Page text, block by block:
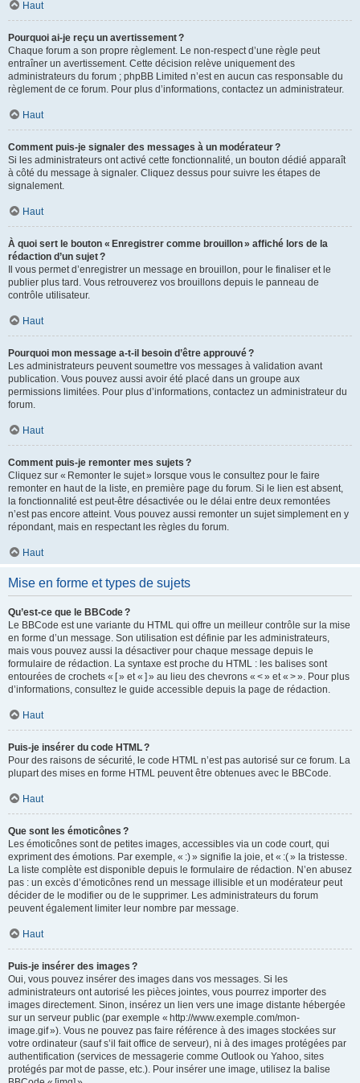
Haut
Pourquoi ai-je reçu un avertissement ?
Chaque forum a son propre règlement. Le non-respect d’une règle peut
entraîner un avertissement. Cette décision relève uniquement des
administrateurs du forum ; phpBB Limited n’est en aucun cas responsable du
règlement de ce forum. Pour plus d’informations, contactez un administrateur.
Haut
Comment puis-je signaler des messages à un modérateur ?
Si les administrateurs ont activé cette fonctionnalité, un bouton dédié apparaît
à côté du message à signaler. Cliquez dessus pour suivre les étapes de
signalement.
Haut
À quoi sert le bouton « Enregistrer comme brouillon » affiché lors de la
rédaction d’un sujet ?
Il vous permet d’enregistrer un message en brouillon, pour le finaliser et le
publier plus tard. Vous retrouverez vos brouillons depuis le panneau de
contrôle utilisateur.
Haut
Pourquoi mon message a-t-il besoin d’être approuvé ?
Les administrateurs peuvent soumettre vos messages à validation avant
publication. Vous pouvez aussi avoir été placé dans un groupe aux
permissions limitées. Pour plus d’informations, contactez un administrateur du
forum.
Haut
Comment puis-je remonter mes sujets ?
Cliquez sur « Remonter le sujet » lorsque vous le consultez pour le faire
remonter en haut de la liste, en première page du forum. Si le lien est absent,
la fonctionnalité est peut-être désactivée ou le délai entre deux remontées
n’est pas encore atteint. Vous pouvez aussi remonter un sujet simplement en y
répondant, mais en respectant les règles du forum.
Haut
Mise en forme et types de sujets
Qu’est-ce que le BBCode ?
Le BBCode est une variante du HTML qui offre un meilleur contrôle sur la mise
en forme d’un message. Son utilisation est définie par les administrateurs,
mais vous pouvez aussi la désactiver pour chaque message depuis le
formulaire de rédaction. La syntaxe est proche du HTML : les balises sont
entourées de crochets « [ » et « ] » au lieu des chevrons « < » et « > ». Pour plus
d’informations, consultez le guide accessible depuis la page de rédaction.
Haut
Puis-je insérer du code HTML ?
Pour des raisons de sécurité, le code HTML n’est pas autorisé sur ce forum. La
plupart des mises en forme HTML peuvent être obtenues avec le BBCode.
Haut
Que sont les émoticônes ?
Les émoticônes sont de petites images, accessibles via un code court, qui
expriment des émotions. Par exemple, « :) » signifie la joie, et « :( » la tristesse.
La liste complète est disponible depuis le formulaire de rédaction. N’en abusez
pas : un excès d’émoticônes rend un message illisible et un modérateur peut
décider de le modifier ou de le supprimer. Les administrateurs du forum
peuvent également limiter leur nombre par message.
Haut
Puis-je insérer des images ?
Oui, vous pouvez insérer des images dans vos messages. Si les
administrateurs ont autorisé les pièces jointes, vous pourrez importer des
images directement. Sinon, insérez un lien vers une image distante hébergée
sur un serveur public (par exemple « http://www.exemple.com/mon-
image.gif »). Vous ne pouvez pas faire référence à des images stockées sur
votre ordinateur (sauf s’il fait office de serveur), ni à des images protégées par
authentification (services de messagerie comme Outlook ou Yahoo, sites
protégés par mot de passe, etc.). Pour insérer une image, utilisez la balise